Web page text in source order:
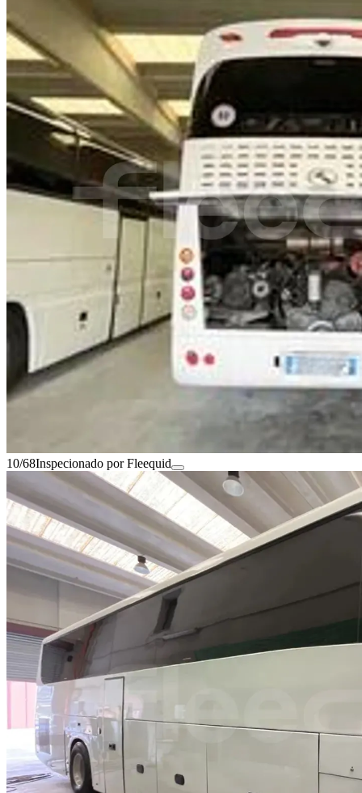
10/68Inspecionado por Fleequid